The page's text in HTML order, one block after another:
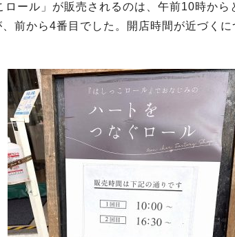
ール」が販売されるのは、午前10時か
前から4番目でした。開店時間が近づく